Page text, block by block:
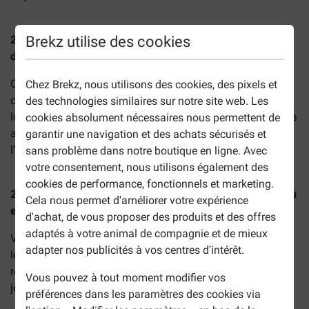
Brekz utilise des cookies
Chez Brekz, nous utilisons des cookies, des pixels et
des technologies similaires sur notre site web. Les
cookies absolument nécessaires nous permettent de
garantir une navigation et des achats sécurisés et
sans problème dans notre boutique en ligne. Avec
votre consentement, nous utilisons également des
cookies de performance, fonctionnels et marketing.
Cela nous permet d'améliorer votre expérience
d'achat, de vous proposer des produits et des offres
adaptés à votre animal de compagnie et de mieux
adapter nos publicités à vos centres d'intérêt.
Vous pouvez à tout moment modifier vos
préférences dans les paramètres des cookies via
2.10 Puis-je me faire livrer à une adresse autre que celle
de mon domicile ?
Oui, vous le pouvez. Si vous souhaitez que votre
commande soit livrée à une adresse différente, indiquez-le
lors de votre commande. Vous pouvez entrer votre nouvelle
adresse dans les champs appropriés et choisir entre
l’ancienne et la nouvelle lors de vos commandes.
2.11 Le produit livré ne correspond pas à mes attentes ou
est défectueux. Puis-je le retourner ?
Vous pouvez retourner le produit pendant 14 jours. Selon
les raisons, les frais de retour pourront vous être
remboursés. Pour plus d’informations, vous pouvez nous
joindre : service@brekz.ch